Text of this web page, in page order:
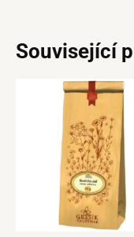
Související